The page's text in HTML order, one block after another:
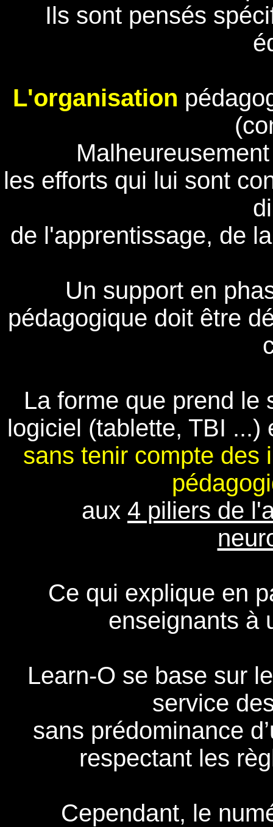
Ils sont pensés
L'organisation
les efforts qui lui sont
de l'apprentissage, de
Un support en
pédagogique doit être
La forme que prend le
logiciel (tablette, TBI ...)
sans tenir compte des
aux 4 piliers de
Ce qui explique en
enseignants à
Learn-O se base sur
service
sans prédominance
respectant les
Cependant, le